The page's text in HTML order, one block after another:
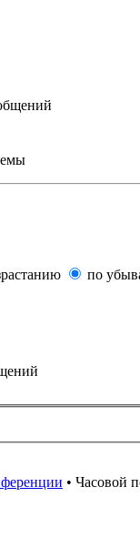
по
• Часовой